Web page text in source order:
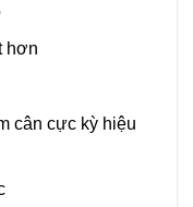
hơn
cân cực kỳ hiệu